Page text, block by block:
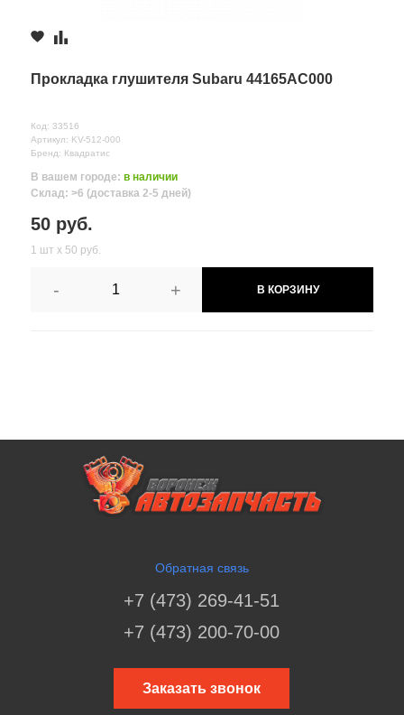
Прокладка глушителя Subaru 44165AC000
Код: 33516
Артикул: KV-512-000
Бренд: Квадратис
В вашем городе: в наличии
Склад: >6 (доставка 2-5 дней)
50 руб.
1 шт х 50 руб.
- + В КОРЗИНУ
Обратная связь
+7 (473) 269-41-51
+7 (473) 200-70-00
Заказать звонок